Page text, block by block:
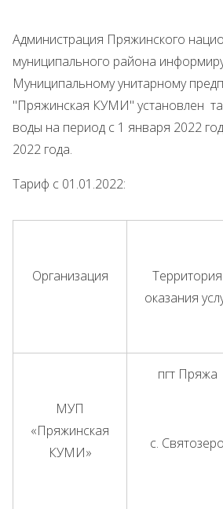
Администрация Пряжинского
муниципального района
Муниципальному унитарному
"Пряжинская КУМИ" установлен
воды на период с 1 января 2022
2022 года.
Тариф с 01.01.2022:
Организация
Территория
оказания
МУП
«Пряжинская
КУМИ»
пгт Пряжа
с. Святозеро